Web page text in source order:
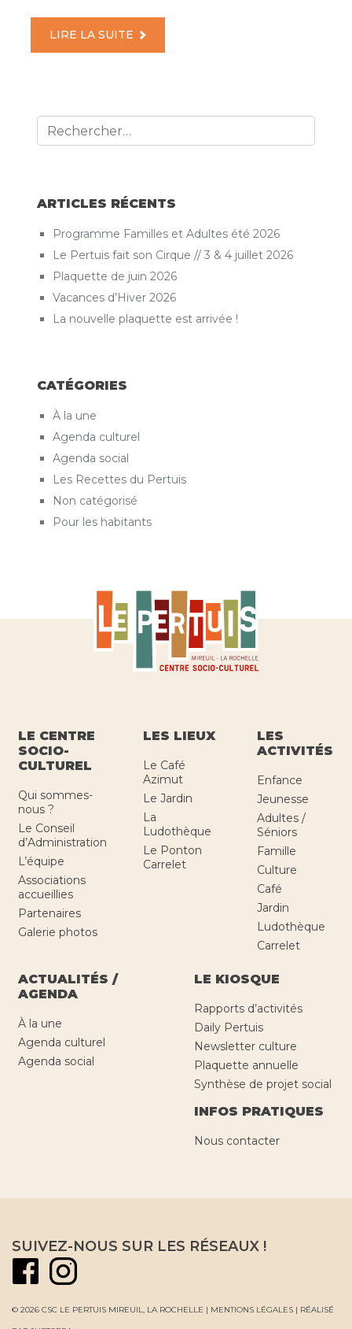
LIRE LA SUITE
ARTICLES RÉCENTS
Programme Familles et Adultes été 2026
Le Pertuis fait son Cirque // 3 & 4 juillet 2026
Plaquette de juin 2026
Vacances d’Hiver 2026
La nouvelle plaquette est arrivée !
CATÉGORIES
À la une
Agenda culturel
Agenda social
Les Recettes du Pertuis
Non catégorisé
Pour les habitants
LE CENTRE
SOCIO-
CULTUREL
Qui sommes-
nous ?
Le Conseil
d’Administration
L’équipe
Associations
accueillies
Partenaires
Galerie photos
LES LIEUX
Le Café
Azimut
Le Jardin
La
Ludothèque
Le Ponton
Carrelet
LES
ACTIVITÉS
Enfance
Jeunesse
Adultes /
Séniors
Famille
Culture
Café
Jardin
Ludothèque
Carrelet
ACTUALITÉS /
AGENDA
À la une
Agenda culturel
Agenda social
LE KIOSQUE
Rapports d’activités
Daily Pertuis
Newsletter culture
Plaquette annuelle
Synthèse de projet social
INFOS PRATIQUES
Nous contacter
SUIVEZ-NOUS SUR LES RÉSEAUX !
© 2026 CSC LE PERTUIS MIREUIL, LA ROCHELLE | MENTIONS LÉGALES | RÉALISÉ